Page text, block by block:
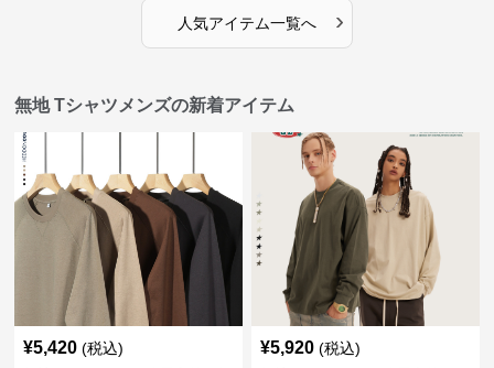
人気アイテム一覧へ ›
無地 Tシャツメンズの新着アイテム
¥5,420 (税込) ¥5,920 (税込)